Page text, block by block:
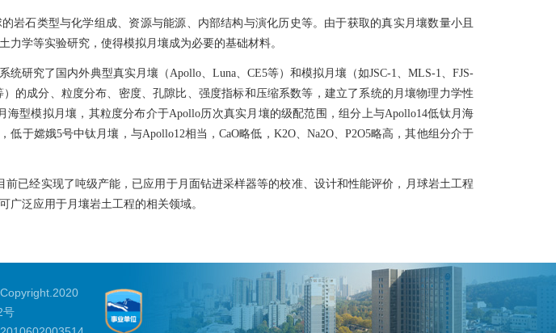
石类型与化学组成、资源与能源、内部结构与演化历史等。由于获取的真实月壤数量小且
力学等实验研究，使得模拟月壤成为必要的基础材料。
研究了国内外典型真实月壤（Apollo、Luna、CE5等）和模拟月壤（如JSC-1、MLS-1、FJS-
）的成分、粒度分布、密度、孔隙比、强度指标和压缩系数等，建立了系统的月壤物理力学性
海型模拟月壤，其粒度分布介于Apollo历次真实月壤的级配范围，组分上与Apollo14低钛月海
低于嫦娥5号中钛月壤，与Apollo12相当，CaO略低，K2O、Na2O、P2O5略高，其他组分介于
已经实现了吨级产能，已应用于月面钻进采样器等的校准、设计和性能评价，月球岩土工程
广泛应用于月壤岩土工程的相关领域。
号